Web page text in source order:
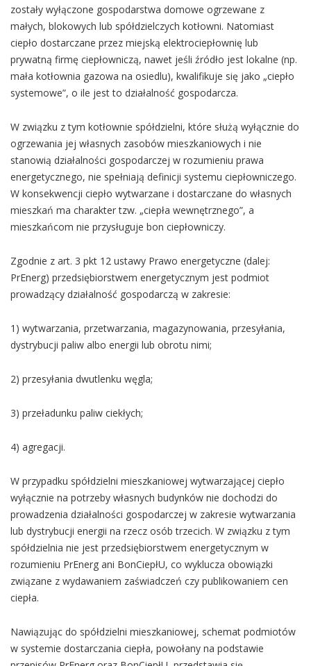
zostały wyłączone gospodarstwa domowe ogrzewane z
małych, blokowych lub spółdzielczych kotłowni. Natomiast
ciepło dostarczane przez miejską elektrociepłownię lub
prywatną firmę ciepłowniczą, nawet jeśli źródło jest lokalne (np.
mała kotłownia gazowa na osiedlu), kwalifikuje się jako „ciepło
systemowe”, o ile jest to działalność gospodarcza.
W związku z tym kotłownie spółdzielni, które służą wyłącznie do
ogrzewania jej własnych zasobów mieszkaniowych i nie
stanowią działalności gospodarczej w rozumieniu prawa
energetycznego, nie spełniają definicji systemu ciepłowniczego.
W konsekwencji ciepło wytwarzane i dostarczane do własnych
mieszkań ma charakter tzw. „ciepła wewnętrznego”, a
mieszkańcom nie przysługuje bon ciepłowniczy.
Zgodnie z art. 3 pkt 12 ustawy Prawo energetyczne (dalej:
PrEnerg) przedsiębiorstwem energetycznym jest podmiot
prowadzący działalność gospodarczą w zakresie:
1) wytwarzania, przetwarzania, magazynowania, przesyłania,
dystrybucji paliw albo energii lub obrotu nimi;
2) przesyłania dwutlenku węgla;
3) przeładunku paliw ciekłych;
4) agregacji.
W przypadku spółdzielni mieszkaniowej wytwarzającej ciepło
wyłącznie na potrzeby własnych budynków nie dochodzi do
prowadzenia działalności gospodarczej w zakresie wytwarzania
lub dystrybucji energii na rzecz osób trzecich. W związku z tym
spółdzielnia nie jest przedsiębiorstwem energetycznym w
rozumieniu PrEnerg ani BonCiepłU, co wyklucza obowiązki
związane z wydawaniem zaświadczeń czy publikowaniem cen
ciepła.
Nawiązując do spółdzielni mieszkaniowej, schemat podmiotów
w systemie dostarczania ciepła, powołany na podstawie